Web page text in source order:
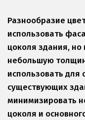
Разнообразие
использовать
цоколя здания, но
небольшую
использовать для
существующих
минимизировать
цоколя и